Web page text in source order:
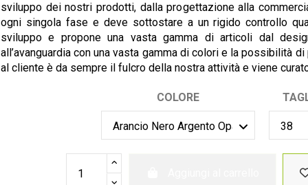
sviluppo dei nostri prodotti, dalla progettazione alla
ogni singola fase e deve sottostare a un rigido controllo
sviluppo e propone una vasta gamma di articoli dal
all’avanguardia con una vasta gamma di colori e la possibilità
al cliente è da sempre il fulcro della nostra attività e viene
COLORE